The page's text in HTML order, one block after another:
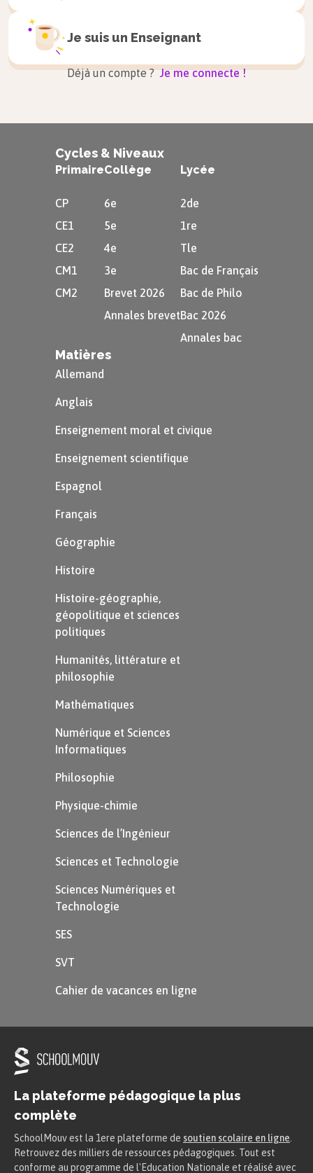
Je suis un Enseignant
Déjà un compte ? Je me connecte !
Cycles & Niveaux
Primaire
CP
CE1
CE2
CM1
CM2
Collège
6e
5e
4e
3e
Brevet 2026
Annales brevet
Lycée
2de
1re
Tle
Bac de Français
Bac de Philo
Bac 2026
Annales bac
Matières
Allemand
Anglais
Enseignement moral et civique
Enseignement scientifique
Espagnol
Français
Géographie
Histoire
Histoire-géographie,
géopolitique et sciences
politiques
Humanités, littérature et
philosophie
Mathématiques
Numérique et Sciences
Informatiques
Philosophie
Physique-chimie
Sciences de l’Ingénieur
Sciences et Technologie
Sciences Numériques et
Technologie
SES
SVT
Cahier de vacances en ligne
La plateforme pédagogique la plus
complète
SchoolMouv est la 1ere plateforme de soutien scolaire en ligne
Retrouvez des milliers de ressources pédagogiques. Tout est
conforme au programme de l'Education Nationale et réalisé avec